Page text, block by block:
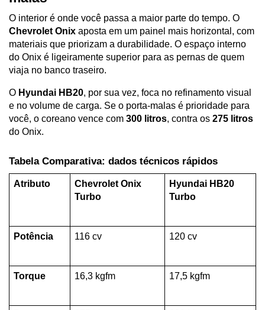
Chevrolet Onix aposta em um painel mais horizontal, com
materiais que priorizam a durabilidade. O espaço interno
do Onix é ligeiramente superior para as pernas de quem
viaja no banco traseiro.
O Hyundai HB20, por sua vez, foca no refinamento visual
e no volume de carga. Se o porta-malas é prioridade para
você, o coreano vence com 300 litros, contra os 275 litros
do Onix.
Tabela Comparativa: dados técnicos rápidos
Atributo
Chevrolet Onix
Turbo
Hyundai HB20
Turbo
Potência 116 cv 120 cv
Torque 16,3 kgfm 17,5 kgfm